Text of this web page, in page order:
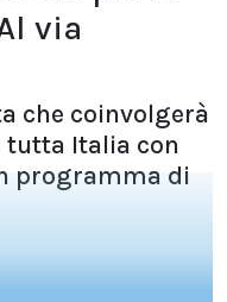
via
che coinvolgerà
Italia con
programma di